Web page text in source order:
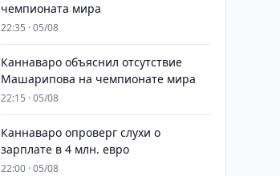
чемпионата мира
22:35 · 05/08
Каннаваро объяснил отсутствие
Машарипова на чемпионате мира
22:15 · 05/08
Каннаваро опроверг слухи о
зарплате в 4 млн. евро
22:00 · 05/08